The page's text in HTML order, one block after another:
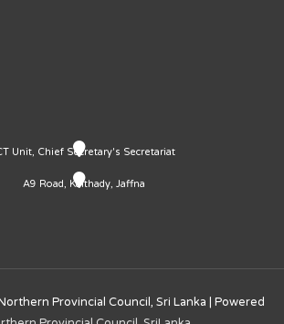
Unit, Chief Secretary's Secretariat
A9 Road, Kaithady, Jaffna
Provincial Council, Sri Lanka | Powered